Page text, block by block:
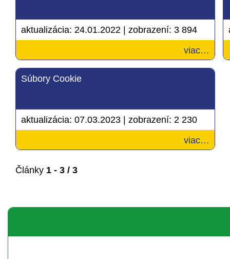
aktualizácia: 24.01.2022 | zobrazení: 3 894
viac…
Súbory Cookie
aktualizácia: 07.03.2023 | zobrazení: 2 230
viac…
Články 1 - 3 / 3